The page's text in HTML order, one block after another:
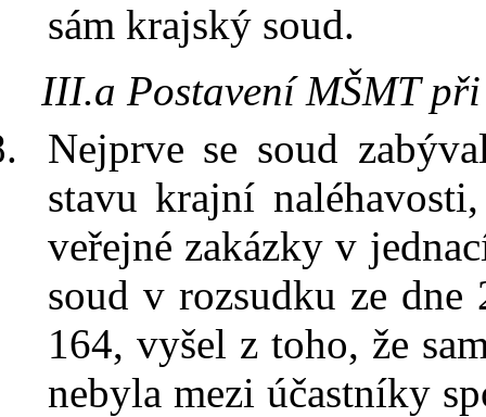
sám krajský soud.
III.a Postavení MŠMT
Nejprve se soud
stavu krajní
veřejné zakázky v
soud v rozsudku ze dne
164, vyšel z toho, že
nebyla mezi účastníky